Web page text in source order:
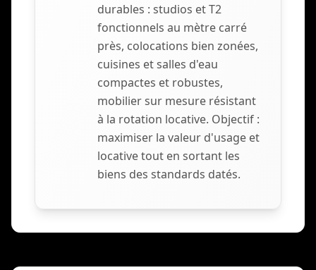
durables : studios et T2
fonctionnels au mètre carré
près, colocations bien zonées,
cuisines et salles d'eau
compactes et robustes,
mobilier sur mesure résistant
à la rotation locative. Objectif :
maximiser la valeur d'usage et
locative tout en sortant les
biens des standards datés.